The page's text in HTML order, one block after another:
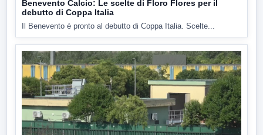
Benevento Calcio: Le scelte di Floro Flores per il
debutto di Coppa Italia
Il Benevento è pronto al debutto di Coppa Italia. Scelte...